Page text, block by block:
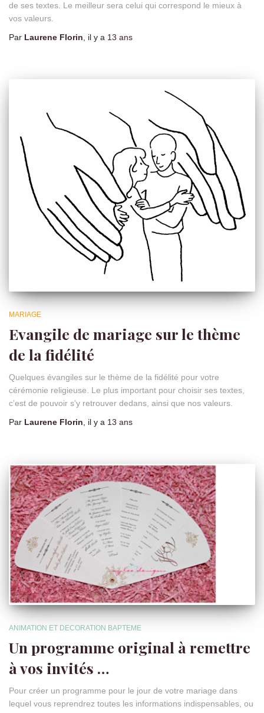
de ses textes. Le meilleur sera celui qui correspond le mieux à
vos valeurs.
Par Laurene Florin, il y a 13 ans
MARIAGE
Evangile de mariage sur le thème
de la fidélité
Quelques évangiles sur le thème de la fidélité pour votre
cérémonie religieuse. Le plus important pour choisir ses textes,
c’est de pouvoir s’y retrouver dedans, ainsi que nos valeurs.
Par Laurene Florin, il y a 13 ans
ANIMATION ET DECORATION BAPTEME
Un programme original à remettre
à vos invités …
Pour créer un programme pour le jour de votre mariage dans
lequel vous reprendrez toutes les informations indispensables, ou